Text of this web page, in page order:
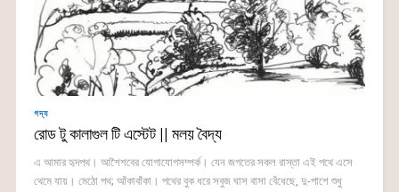
গদ্য
রোড টু কালাগুল টি এস্টেট || মলয় বৈদ্য
এ আমার হৃদপথ। আশৈশবের যোগাযোগসম্পর্ক। যেন জগতের সকল রাস্তা এই পথে এসে
থেমে যায়। মেঠো পথ; আঁকাবাঁকা। পথের বুক ধরে সবুজ ঘাস বাসা বেঁধেছে, দু-পাশে শুধু